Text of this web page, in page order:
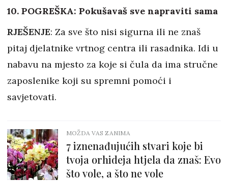
10. POGREŠKA: Pokušavaš sve napraviti sama
RJEŠENJE: Za sve što nisi sigurna ili ne znaš
pitaj djelatnike vrtnog centra ili rasadnika. Idi u
nabavu na mjesto za koje si čula da ima stručne
zaposlenike koji su spremni pomoći i
savjetovati.
MOŽDA VAS ZANIMA
7 iznenađujućih stvari koje bi
tvoja orhideja htjela da znaš: Evo
što vole, a što ne vole